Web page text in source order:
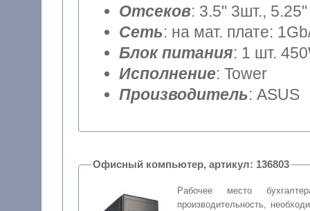
Отсеков: 3.5" 3шт.,
Сеть: на мат. плате:
Блок питания: 1 шт.
Исполнение: Tower
Производитель: ASUS
Офисный компьютер, артикул: 136803
Рабочее место
производительность,